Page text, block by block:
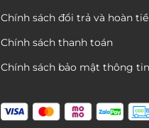
Chính sách đổi trả và hoàn
Chính sách thanh toán
Chính sách bảo mật thông tin